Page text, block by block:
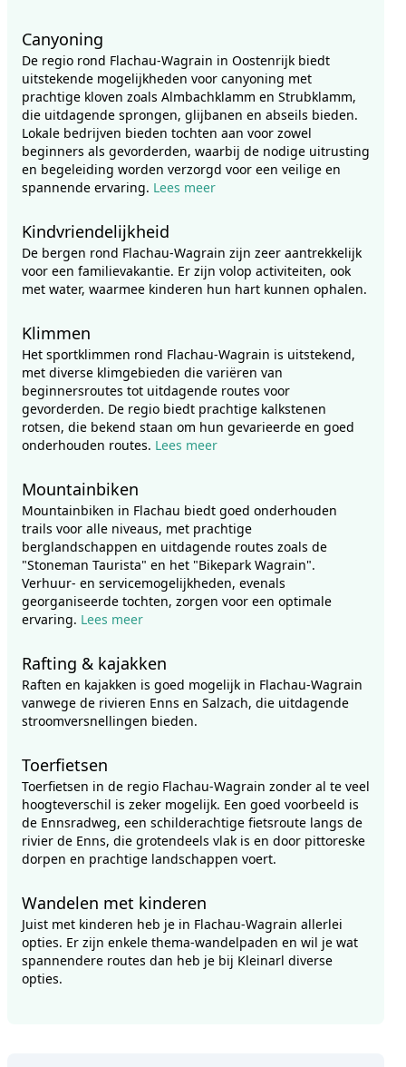
Canyoning
De regio rond Flachau-Wagrain in Oostenrijk biedt
uitstekende mogelijkheden voor canyoning met
prachtige kloven zoals Almbachklamm en Strubklamm,
die uitdagende sprongen, glijbanen en abseils bieden.
Lokale bedrijven bieden tochten aan voor zowel
beginners als gevorderden, waarbij de nodige uitrusting
en begeleiding worden verzorgd voor een veilige en
spannende ervaring. Lees meer
Kindvriendelijkheid
De bergen rond Flachau-Wagrain zijn zeer aantrekkelijk
voor een familievakantie. Er zijn volop activiteiten, ook
met water, waarmee kinderen hun hart kunnen ophalen.
Klimmen
Het sportklimmen rond Flachau-Wagrain is uitstekend,
met diverse klimgebieden die variëren van
beginnersroutes tot uitdagende routes voor
gevorderden. De regio biedt prachtige kalkstenen
rotsen, die bekend staan om hun gevarieerde en goed
onderhouden routes. Lees meer
Mountainbiken
Mountainbiken in Flachau biedt goed onderhouden
trails voor alle niveaus, met prachtige
berglandschappen en uitdagende routes zoals de
"Stoneman Taurista" en het "Bikepark Wagrain".
Verhuur- en servicemogelijkheden, evenals
georganiseerde tochten, zorgen voor een optimale
ervaring. Lees meer
Rafting & kajakken
Raften en kajakken is goed mogelijk in Flachau-Wagrain
vanwege de rivieren Enns en Salzach, die uitdagende
stroomversnellingen bieden.
Toerfietsen
Toerfietsen in de regio Flachau-Wagrain zonder al te veel
hoogteverschil is zeker mogelijk. Een goed voorbeeld is
de Ennsradweg, een schilderachtige fietsroute langs de
rivier de Enns, die grotendeels vlak is en door pittoreske
dorpen en prachtige landschappen voert.
Wandelen met kinderen
Juist met kinderen heb je in Flachau-Wagrain allerlei
opties. Er zijn enkele thema-wandelpaden en wil je wat
spannendere routes dan heb je bij Kleinarl diverse
opties.